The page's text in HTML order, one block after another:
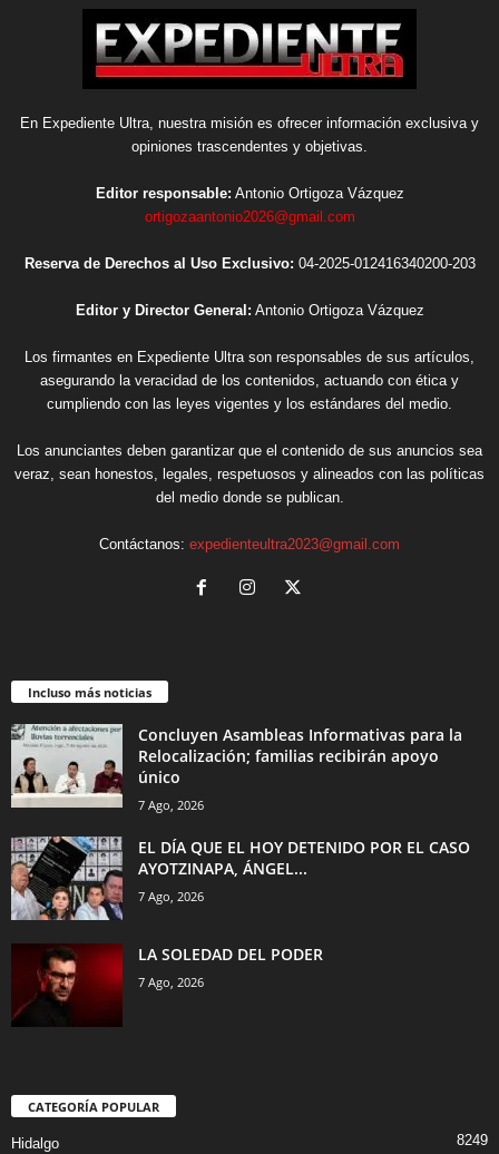
En Expediente Ultra, nuestra misión es ofrecer información exclusiva y
opiniones trascendentes y objetivas.
Editor responsable: Antonio Ortigoza Vázquez
ortigozaantonio2026@gmail.com
Reserva de Derechos al Uso Exclusivo: 04-2025-012416340200-203
Editor y Director General: Antonio Ortigoza Vázquez
Los firmantes en Expediente Ultra son responsables de sus artículos,
asegurando la veracidad de los contenidos, actuando con ética y
cumpliendo con las leyes vigentes y los estándares del medio.
Los anunciantes deben garantizar que el contenido de sus anuncios sea
veraz, sean honestos, legales, respetuosos y alineados con las políticas
del medio donde se publican.
Contáctanos: expedienteultra2023@gmail.com
Incluso más noticias
Concluyen Asambleas Informativas para la
Relocalización; familias recibirán apoyo
único
7 Ago, 2026
EL DÍA QUE EL HOY DETENIDO POR EL CASO
AYOTZINAPA, ÁNGEL...
7 Ago, 2026
LA SOLEDAD DEL PODER
7 Ago, 2026
CATEGORÍA POPULAR
Hidalgo 8249